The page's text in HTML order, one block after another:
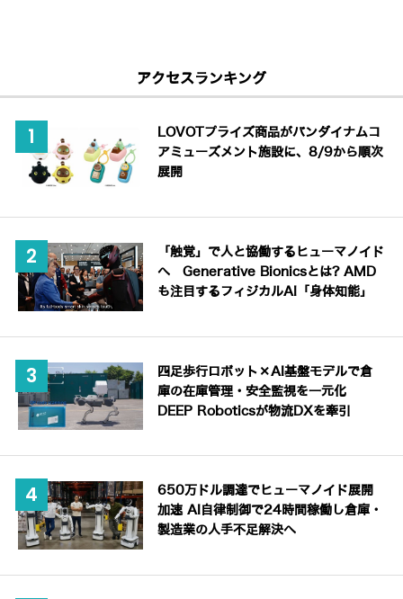
アクセスランキング
LOVOTプライズ商品がバンダイナムコ
アミューズメント施設に、8/9から順次
展開
「触覚」で人と協働するヒューマノイド
へ Generative Bionicsとは? AMD
も注目するフィジカルAI「身体知能」
四足歩行ロボット×AI基盤モデルで倉
庫の在庫管理・安全監視を一元化
DEEP Roboticsが物流DXを牽引
650万ドル調達でヒューマノイド展開
加速 AI自律制御で24時間稼働し倉庫・
製造業の人手不足解決へ